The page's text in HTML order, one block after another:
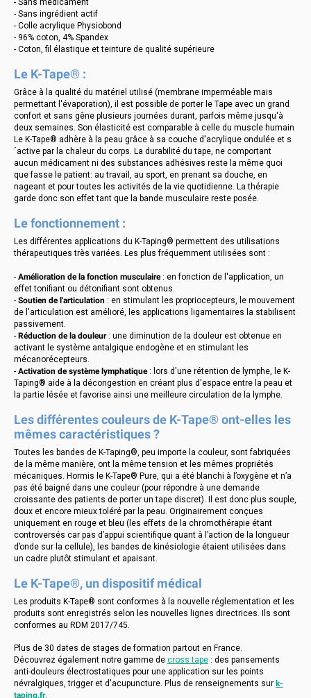
- Sans médicament
- Sans ingrédient actif
- Colle acrylique Physiobond
- 96% coton, 4% Spandex
- Coton, fil élastique et teinture de qualité supérieure
Le K-Tape® :
Grâce à la qualité du matériel utilisé (membrane imperméable mais
permettant l'évaporation), il est possible de porter le Tape avec un grand
confort et sans gêne plusieurs journées durant, parfois même jusqu'à
deux semaines. Son élasticité est comparable à celle du muscle humain
Le K-Tape® adhère à la peau grâce à sa couche d'acrylique ondulée et s
´active par la chaleur du corps. La durabilité du tape, ne comportant
aucun médicament ni des substances adhésives reste la même quoi
que fasse le patient: au travail, au sport, en prenant sa douche, en
nageant et pour toutes les activités de la vie quotidienne. La thérapie
garde donc son effet tant que la bande musculaire reste posée.
Le fonctionnement :
Les différentes applications du K-Taping® permettent des utilisations
thérapeutiques très variées. Les plus fréquemment utilisées sont :
- Amélioration de la fonction musculaire: en fonction de l'application, un
effet tonifiant ou détonifiant sont obtenus.
- Soutien de l'articulation : en stimulant les propriocepteurs, le mouvement
de l'articulation est amélioré, les applications ligamentaires la stabilisent
passivement.
- Réduction de la douleur: une diminution de la douleur est obtenue en
activant le système antalgique endogène et en stimulant les
mécanorécepteurs.
- Activation de système lymphatique: lors d'une rétention de lymphe, le K-
Taping® aide à la décongestion en créant plus d'espace entre la peau et
la partie lésée et favorise ainsi une meilleure circulation de la lymphe.
Les différentes couleurs de K-Tape® ont-elles les
mêmes caractéristiques ?
Toutes les bandes de K-Taping®, peu importe la couleur, sont fabriquées
de la même manière, ont la même tension et les mêmes propriétés
mécaniques. Hormis le K-Tape® Pure, qui a été blanchi à l’oxygène et n’a
pas été baigné dans une couleur (pour répondre à une demande
croissante des patients de porter un tape discret). Il est donc plus souple,
doux et encore mieux toléré par la peau. Originairement conçues
uniquement en rouge et bleu (les effets de la chromothérapie étant
controversés car pas d’appui scientifique quant à l’action de la longueur
d’onde sur la cellule), les bandes de kinésiologie étaient utilisées dans
un cadre plutôt stimulant et apaisant.
Le K-Tape®, un dispositif médical
Les produits K-Tape® sont conformes à la nouvelle réglementation et les
produits sont enregistrés selon les nouvelles lignes directrices. Ils sont
conformes au RDM 2017/745.
Plus de 30 dates de stages de formation partout en France.
Découvrez également notre gamme de cross tape : des pansements
anti-douleurs électrostatiques pour une application sur les points
névralgiques, trigger et d'acupuncture. Plus de renseignements sur k-
taping.fr.